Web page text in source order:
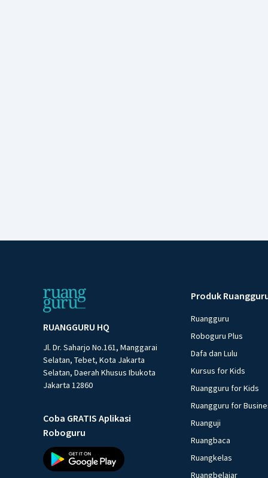
RUANGGURU HQ
Jl. Dr. Saharjo No.161, Manggarai
Selatan, Tebet, Kota Jakarta
Selatan, Daerah Khusus Ibukota
Jakarta 12860
Coba GRATIS Aplikasi
Roboguru
Produk
Ruangguru
Roboguru Plus
Dafa dan Lulu
Kursus for Kids
Ruangguru for Kids
Ruangguru for
Ruanguji
Ruangbaca
Ruangkelas
Ruangbelajar